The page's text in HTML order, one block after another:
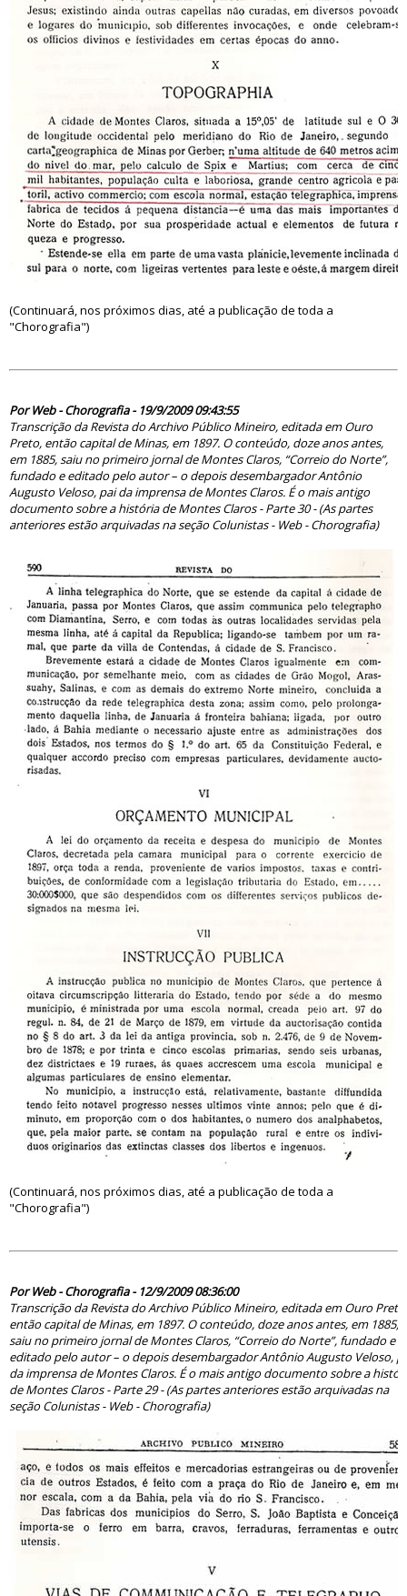
(Continuará, nos próximos dias, até a publicação de toda a
"Chorografia")
Por Web - Chorografia - 19/9/2009 09:43:55
Transcrição da Revista do Archivo Público Mineiro, editada em Ouro
Preto, então capital de Minas, em 1897. O conteúdo, doze anos antes,
em 1885, saiu no primeiro jornal de Montes Claros, “Correio do Norte”,
fundado e editado pelo autor – o depois desembargador Antônio
Augusto Veloso, pai da imprensa de Montes Claros. É o mais antigo
documento sobre a história de Montes Claros - Parte 30 - (As partes
anteriores estão arquivadas na seção Colunistas - Web - Chorografia)
(Continuará, nos próximos dias, até a publicação de toda a
"Chorografia")
Por Web - Chorografia - 12/9/2009 08:36:00
Transcrição da Revista do Archivo Público Mineiro, editada em Ouro Preto,
então capital de Minas, em 1897. O conteúdo, doze anos antes, em 1885,
saiu no primeiro jornal de Montes Claros, “Correio do Norte”, fundado e
editado pelo autor – o depois desembargador Antônio Augusto Veloso,
da imprensa de Montes Claros. É o mais antigo documento sobre a
de Montes Claros - Parte 29 - (As partes anteriores estão arquivadas na
seção Colunistas - Web - Chorografia)